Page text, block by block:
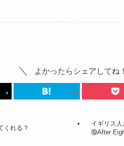
よかったらシェアしてね！
くれる？
イギリス
⑲After